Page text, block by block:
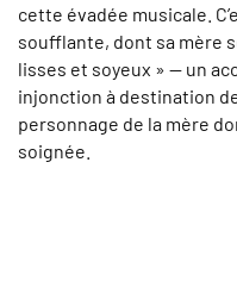
cette évadée musicale.
soufflante, dont sa mère
lisses et soyeux » — un
injonction à destination
personnage de la mère
soignée.